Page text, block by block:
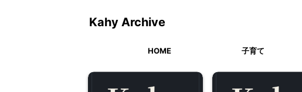
Kahy Archive
HOME 子育て